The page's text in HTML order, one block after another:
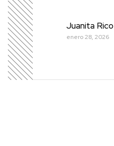
Juanita Rico
enero 28, 2026